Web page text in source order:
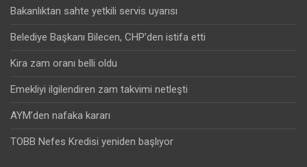
Bakanlıktan sahte yetkili servis uyarısı
Belediye Başkanı Bilecen, CHP’den istifa etti
Kira zam oranı belli oldu
Emekliyi ilgilendiren zam takvimi netleşti
AYM’den nafaka kararı
TOBB Nefes Kredisi yeniden başlıyor